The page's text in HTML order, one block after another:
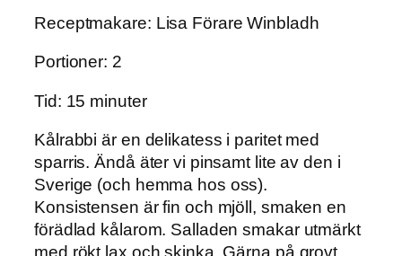
Receptmakare: Lisa Förare Winbladh
Portioner: 2
Tid: 15 minuter
Kålrabbi är en delikatess i paritet med
sparris. Ändå äter vi pinsamt lite av den i
Sverige (och hemma hos oss).
Konsistensen är fin och mjöll, smaken en
förädlad kålarom. Salladen smakar utmärkt